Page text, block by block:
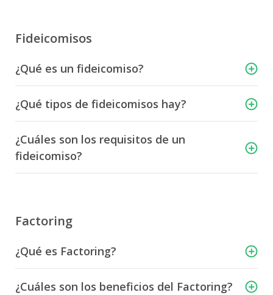
Fideicomisos
¿Qué es un fideicomiso?
¿Qué tipos de fideicomisos hay?
¿Cuáles son los requisitos de un
fideicomiso?
Factoring
¿Qué es Factoring?
¿Cuáles son los beneficios del Factoring?